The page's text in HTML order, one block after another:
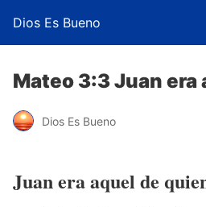
Dios Es Bueno
Mateo 3:3 Juan era
Dios Es Bueno
Juan era aquel de